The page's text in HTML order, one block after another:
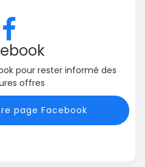
pour rester informé des
offres
page Facebook